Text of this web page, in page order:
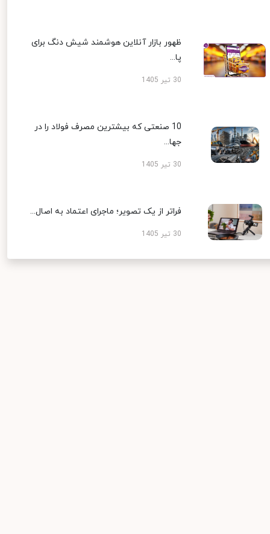
ظهور بازار آنلاین هوشمند شیش دنگ برای
پا...
30 تیر 1405
10 صنعتی که بیشترین مصرف فولاد را در
جها...
30 تیر 1405
فراتر از یک تصویر؛ ماجرای اعتماد به اصال...
30 تیر 1405